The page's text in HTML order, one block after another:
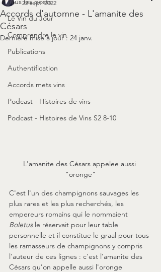
Le Vin du Jour
Comprendre le vin
Publications
Authentification
Accords mets vins
Podcast - Histoires de vins
Podcast - Histoires de Vins S2 8-10
Accords d'automne - L'amanite des
Césars
22 sept. 2022
Dernière mise à jour : 24 janv.
L'amanite des Césars appelee aussi
"oronge"
C'est l'un des champignons sauvages les
plus rares et les plus recherchés, les
empereurs romains qui le nommaient
Boletus le réservait pour leur table
personnelle et il constitue le graal pour tous
les ramasseurs de champignons y compris
l'auteur de ces lignes : c'est l'amanite des
Césars qu'on appelle aussi l'oronge